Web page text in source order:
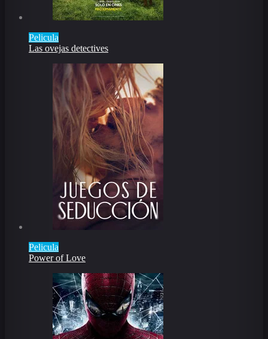
Pelicula
Las ovejas detectives
Pelicula
Power of Love